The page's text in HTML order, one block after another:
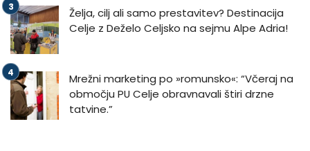
Želja, cilj ali samo prestavitev? Destinacija
Celje z Deželo Celjsko na sejmu Alpe Adria!
Mrežni marketing po »romunsko«: “Včeraj na
območju PU Celje obravnavali štiri drzne
tatvine.”